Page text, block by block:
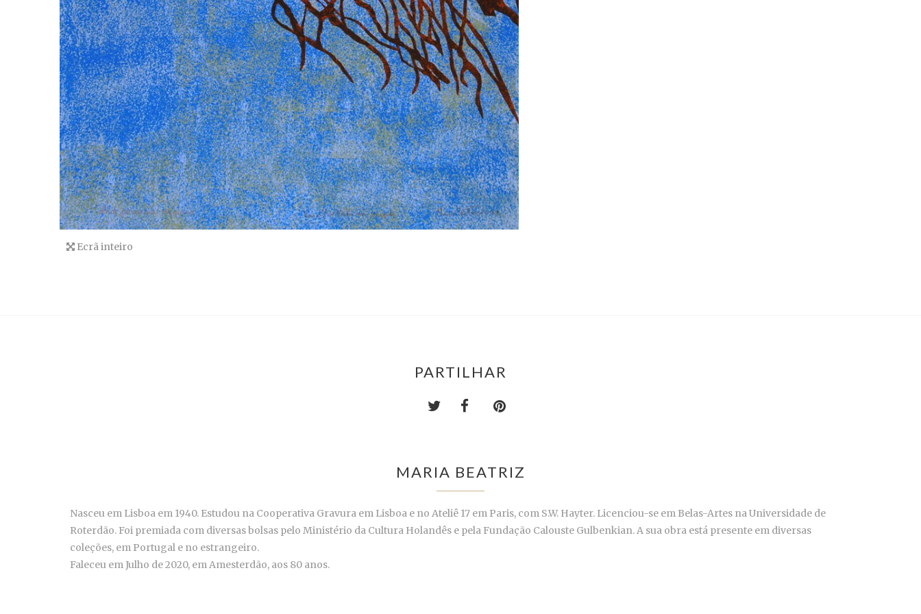
Ecrã inteiro
PARTILHAR
MARIA BEATRIZ
Nasceu em Lisboa em 1940. Estudou na Cooperativa Gravura em Lisboa e no Ateliê 17 em Paris, com S.W. Hayter. Licenciou-se em Belas-Artes na Universidade de
Roterdão. Foi premiada com diversas bolsas pelo Ministério da Cultura Holandês e pela Fundação Calouste Gulbenkian. A sua obra está presente em diversas
coleções, em Portugal e no estrangeiro.
Faleceu em Julho de 2020, em Amesterdão, aos 80 anos.